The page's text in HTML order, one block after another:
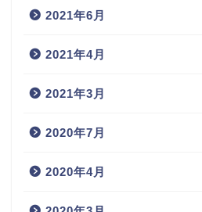
2021年6月
2021年4月
2021年3月
2020年7月
2020年4月